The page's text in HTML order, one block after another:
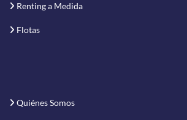
Renting a Medida
Flotas
Quiénes Somos